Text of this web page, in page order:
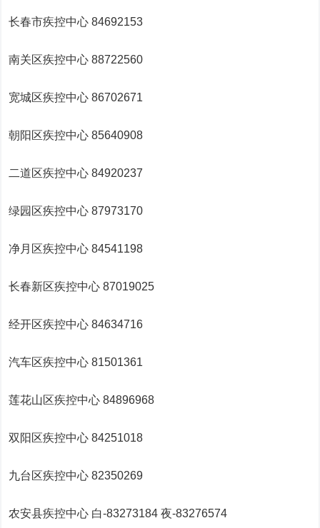
长春市疾控中心 84692153
南关区疾控中心 88722560
宽城区疾控中心 86702671
朝阳区疾控中心 85640908
二道区疾控中心 84920237
绿园区疾控中心 87973170
净月区疾控中心 84541198
长春新区疾控中心 87019025
经开区疾控中心 84634716
汽车区疾控中心 81501361
莲花山区疾控中心 84896968
双阳区疾控中心 84251018
九台区疾控中心 82350269
农安县疾控中心 白-83273184 夜-83276574